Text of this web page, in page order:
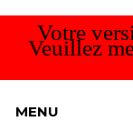
Votre
Veuillez
MENU